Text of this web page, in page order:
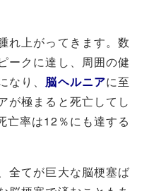
れ上がってきます。数
ークに達し、周囲の健
り、 脳ヘルニアに至
が極まると死亡してし
亡率は12％にも達する
全てが巨大な脳梗塞ば